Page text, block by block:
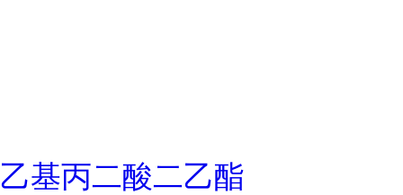
乙基丙二酸二乙酯